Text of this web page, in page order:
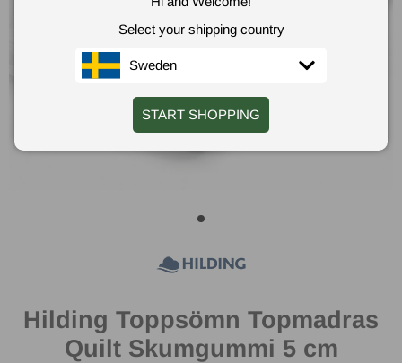
Hilding Toppsömn Topmadras
Quilt Skumgummi 5 cm
Select your shipping country
Sweden
START SHOPPING